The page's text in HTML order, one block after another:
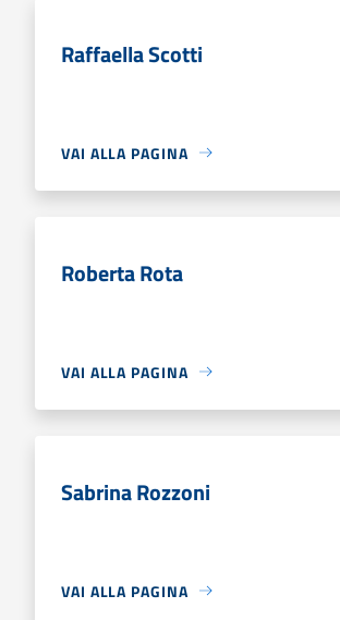
Raffaella Scotti
VAI ALLA PAGINA
Roberta Rota
VAI ALLA PAGINA
Sabrina Rozzoni
VAI ALLA PAGINA